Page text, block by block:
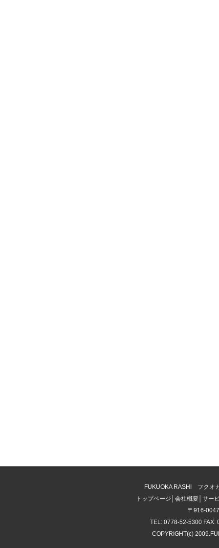
FUKUOKA RASHI フクオ
トップページ
会社概要 サー
〒916-
TEL: 0778-52-5300 FAX:
COPYRIGHT(c)